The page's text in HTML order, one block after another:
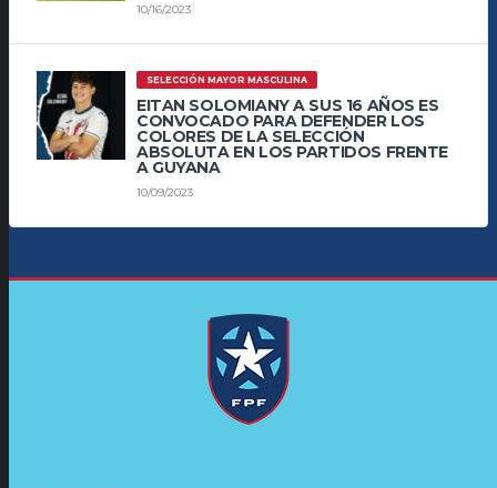
10/16/2023
SELECCIÓN MAYOR MASCULINA
EITAN SOLOMIANY A SUS 16 AÑOS ES
CONVOCADO PARA DEFENDER LOS
COLORES DE LA SELECCIÓN
ABSOLUTA EN LOS PARTIDOS FRENTE
A GUYANA
10/09/2023